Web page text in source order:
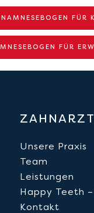
FÜR
FÜR
Unsere Praxis
Team
Leistungen
Happy Teeth
Kontakt